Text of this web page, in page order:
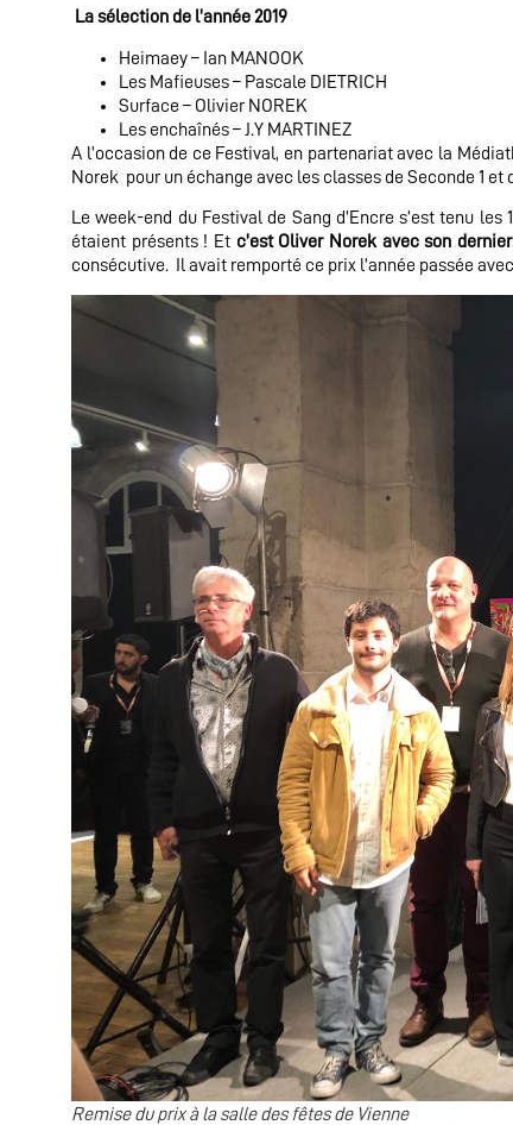
La sélection de l’année 2019
Heimaey – Ian MANOOK
Les Mafieuses – Pascale DIETRICH
Surface – Olivier NOREK
Les enchaînés – J.Y MARTINEZ
A l’occasion de ce Festival, en partenariat avec la
Norek pour un échange avec les classes de Seconde 1 et
Le week-end du Festival de Sang d’Encre s’est tenu
étaient présents ! Et c’est Oliver Norek avec son
consécutive. Il avait remporté ce prix l’année passée
Remise du prix à la salle des fêtes de Vienne